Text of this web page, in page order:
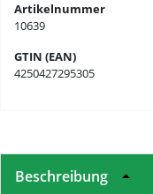
Artikelnummer
10639
GTIN (EAN)
4250427295305
Beschreibung